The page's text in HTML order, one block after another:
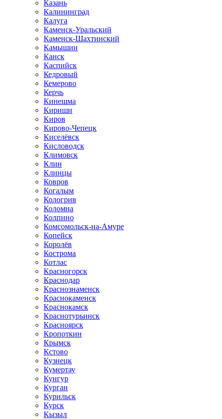
Казань
Калининград
Калуга
Каменск-Уральский
Каменск-Шахтинский
Камышин
Канск
Каспийск
Кедровый
Кемерово
Керчь
Кинешма
Кириши
Киров
Кирово-Чепецк
Киселёвск
Кисловодск
Климовск
Клин
Клинцы
Ковров
Когалым
Кологрив
Коломна
Колпино
Комсомольск-на-Амуре
Копейск
Королёв
Кострома
Котлас
Красногорск
Краснодар
Краснознаменск
Краснокаменск
Краснокамск
Краснотурьинск
Красноярск
Кропоткин
Крымск
Кстово
Кузнецк
Кумертау
Кунгур
Курган
Курильск
Курск
Кызыл